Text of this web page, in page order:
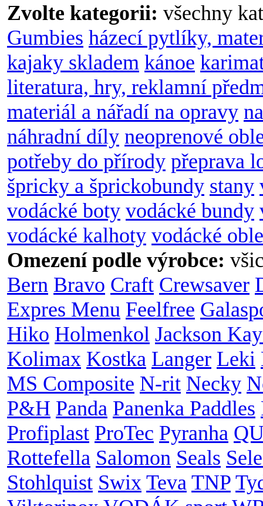
Zvolte kategorii: všechny
Gumbies házecí pytlíky,
kajaky skladem kánoe
literatura, hry, reklamní
materiál a nářadí na opravy
náhradní díly neoprenové
potřeby do přírody přeprava
špricky a šprickobundy stany
vodácké boty vodácké bundy
vodácké kalhoty vodácké
Omezení podle výrobce:
Bern Bravo Craft Crewsaver
Expres Menu Feelfree
Hiko Holmenkol Jackson
Kolimax Kostka Langer Leki
MS Composite N-rit Necky
P&H Panda Panenka Paddles
Profiplast ProTec Pyranha
Rottefella Salomon Seals
Stohlquist Swix Teva TNP